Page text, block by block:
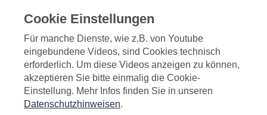
18.03.2025
Cookie Einstellungen
Für manche Dienste, wie z.B. von Youtube
eingebundene Videos, sind Cookies technisch
erforderlich. Um diese Videos anzeigen zu können,
akzeptieren Sie bitte einmalig die Cookie-
Einstellung. Mehr Infos finden Sie in unseren
Datenschutzhinweisen.